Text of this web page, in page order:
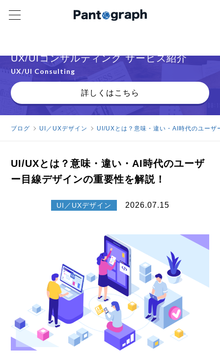
UX/UIコンサルティング サービス紹介
UX/UI Consulting
詳しくはこちら
ブログ UI／UXデザイン UI/UXとは？意味・違い・AI時代のユー
UI/UXとは？意味・違い・AI時代のユーザ
ー目線デザインの重要性を解説！
UI／UXデザイン 2026.07.15